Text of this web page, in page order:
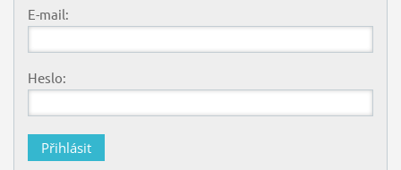
E-mail:
Heslo: